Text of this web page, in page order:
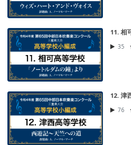
11. 相
35
12. 津
76